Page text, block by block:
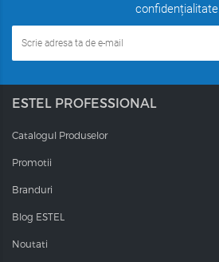
confidențialitate.
ESTEL PROFESSIONAL
Catalogul Produselor
Promotii
Branduri
Blog ESTEL
Noutati